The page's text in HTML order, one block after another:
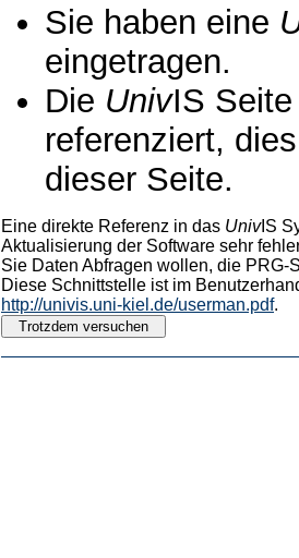
Sie haben eine
eingetragen.
Die UnivIS
referenziert,
dieser Seite.
Eine direkte Referenz in das UnivIS
Aktualisierung der Software sehr
Sie Daten Abfragen wollen, die PRG-
Diese Schnittstelle ist im
http://univis.uni-kiel.de/userman.pdf.